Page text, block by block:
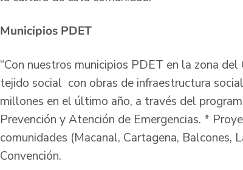
Municipios PDET
“Con nuestros municipios PDET en la zona
tejido social con obras de infraestructura
millones en el último año, a través del
Prevención y Atención de Emergencias. *
comunidades (Macanal, Cartagena, Balcones,
Convención.